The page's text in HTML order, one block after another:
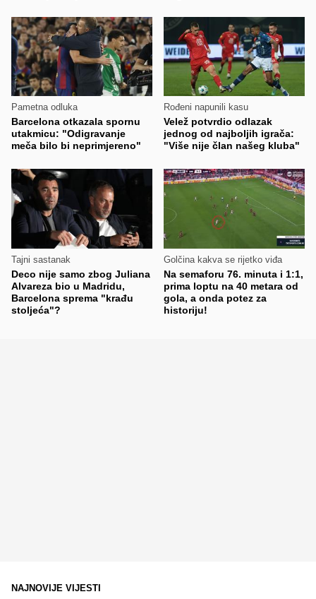
Pametna odluka
Barcelona otkazala spornu
utakmicu: "Odigravanje
meča bilo bi neprimjereno"
Rođeni napunili kasu
Velež potvrdio odlazak
jednog od najboljih igrača:
"Više nije član našeg kluba"
Tajni sastanak
Deco nije samo zbog Juliana
Alvareza bio u Madridu,
Barcelona sprema "krađu
stoljeća"?
Golčina kakva se rijetko viđa
Na semaforu 76. minuta i 1:1,
prima loptu na 40 metara od
gola, a onda potez za
historiju!
NAJNOVIJE VIJESTI